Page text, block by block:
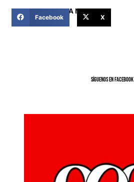
COMPARTIR ESTA NOTICIA
Facebook X
SíGUENOS EN FACEBOOK